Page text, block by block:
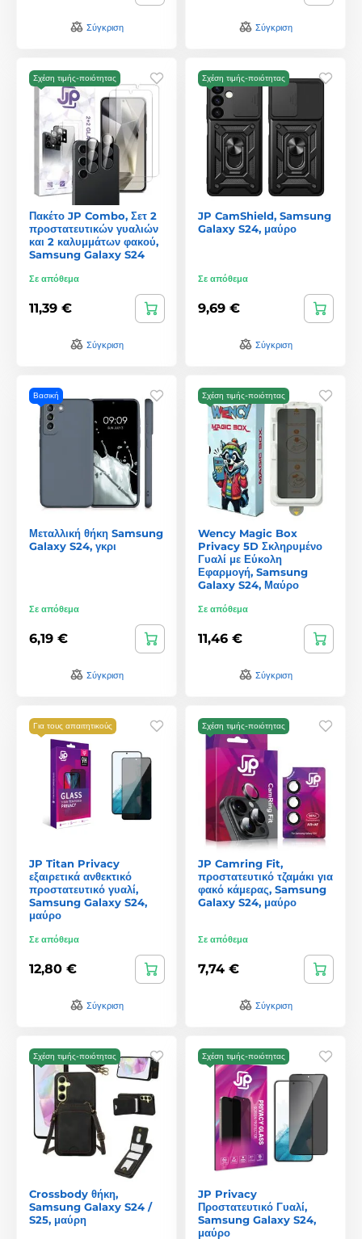
Σύγκριση Σύγκριση
Σχέση τιμής-ποιότητας
Πακέτο JP Combo, Σετ 2
προστατευτικών γυαλιών
και 2 καλυμμάτων φακού,
Samsung Galaxy S24
Σε απόθεμα
11,39 €
Σύγκριση
Σχέση τιμής-ποιότητας
JP CamShield, Samsung
Galaxy S24, μαύρο
Σε απόθεμα
9,69 €
Σύγκριση
Βασική
Μεταλλική θήκη Samsung
Galaxy S24, γκρι
Σε απόθεμα
6,19 €
Σύγκριση
Σχέση τιμής-ποιότητας
Wency Magic Box
Privacy 5D Σκληρυμένο
Γυαλί με Εύκολη
Εφαρμογή, Samsung
Galaxy S24, Μαύρο
Σε απόθεμα
11,46 €
Σύγκριση
Για τους απαιτητικούς
JP Titan Privacy
εξαιρετικά ανθεκτικό
προστατευτικό γυαλί,
Samsung Galaxy S24,
μαύρο
Σε απόθεμα
12,80 €
Σύγκριση
Σχέση τιμής-ποιότητας
JP Camring Fit,
προστατευτικό τζαμάκι για
φακό κάμερας, Samsung
Galaxy S24, μαύρο
Σε απόθεμα
7,74 €
Σύγκριση
Σχέση τιμής-ποιότητας
Crossbody θήκη,
Samsung Galaxy S24 /
S25, μαύρη
Σχέση τιμής-ποιότητας
JP Privacy
Προστατευτικό Γυαλί,
Samsung Galaxy S24,
μαύρο